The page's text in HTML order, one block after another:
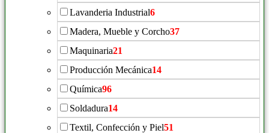
Lavanderia Industrial6
Madera, Mueble y Corcho37
Maquinaria21
Producción Mecánica14
Química96
Soldadura14
Textil, Confección y Piel51